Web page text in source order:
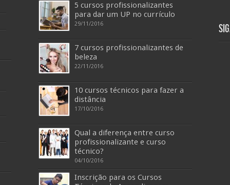
5 cursos profissionalizantes
para dar um UP no currículo
29/11/2016
7 cursos profissionalizantes de
beleza
22/11/2016
10 cursos técnicos para fazer a
distância
17/10/2016
Qual a diferença entre curso
profissionalizante e curso
técnico?
04/10/2016
Inscrição para os Cursos